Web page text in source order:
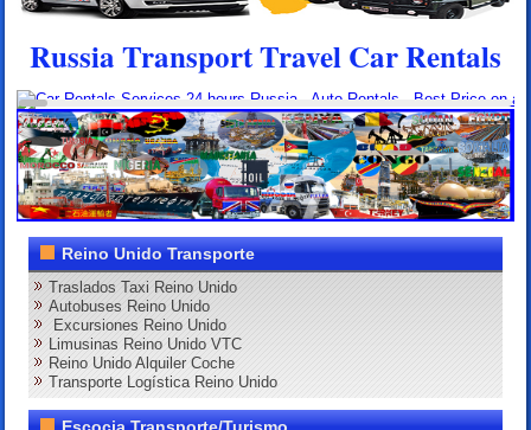
Russia Transport Travel Car Rentals
Reino Unido Transporte
Traslados Taxi Reino Unido
Autobuses Reino Unido
Excursiones Reino Unido
Limusinas Reino Unido VTC
Reino Unido Alquiler Coche
Transporte Logística Reino Unido